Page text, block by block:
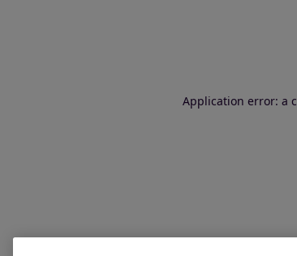
Application error: a